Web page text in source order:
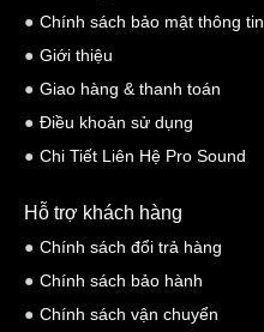
Chính sách bảo mật thông tin
Giới thiệu
Giao hàng & thanh toán
Điều khoản sử dụng
Chi Tiết Liên Hệ Pro Sound
Hỗ trợ khách hàng
Chính sách đổi trả hàng
Chính sách bảo hành
Chính sách vận chuyển